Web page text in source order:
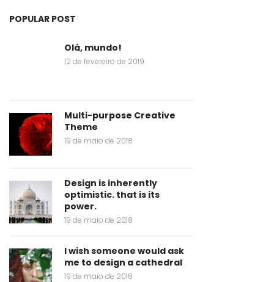
POPULAR POST
Olá, mundo!
12 de fevereiro de 2019
Multi-purpose Creative
Theme
19 de maio de 2018
Design is inherently
optimistic. that is its
power.
19 de maio de 2018
I wish someone would ask
me to design a cathedral
19 de maio de 2018